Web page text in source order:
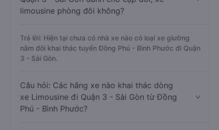
limousine phòng đôi không?
Trả lời: Hiện tại chưa có nhà xe nào có loại xe giường
nằm đôi khai thác tuyến Đồng Phú - Bình Phước đi Quận
3 - Sài Gòn.
Câu hỏi: Các hãng xe nào khai thác dòng
xe Limousine đi Quận 3 - Sài Gòn từ Đồng
Phú - Bình Phước?